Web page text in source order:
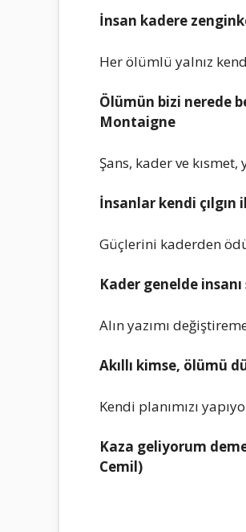
İnsan kadere
Her ölümlü yalnız
Ölümün bizi nerede
Montaigne
Şans, kader ve
İnsanlar kendi
Güçlerini kaderden
Kader genelde
Alın yazımı
Akıllı kimse, ölümü
Kendi planımızı
Kaza geliyorum
Cemil)